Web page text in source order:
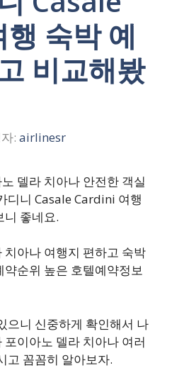
숙박 예
비교해봤
: airlinesr
델라 치아나 안전한 객실
디니 Casale Cardini 여행
니 좋네요.
아나 여행지 편하고 숙박
순위 높은 호텔예약정보
으니 신중하게 확인해서 나
이아노 델라 치아나 여러
고 꼼꼼히 알아보자.